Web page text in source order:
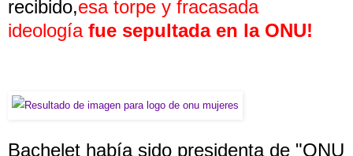
recibido,esa torpe y fracasada
ideología fue sepultada en la ONU!
Bachelet había sido presidenta de "ONU